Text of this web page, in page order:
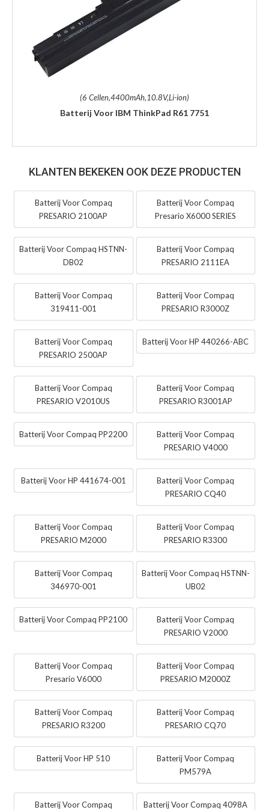
(6 Cellen,4400mAh,10.8V,Li-ion)
Batterij Voor IBM ThinkPad R61 7751
(6 Cellen,4400mAh,10.8V,Li-ion)
Batterij Voor IBM FRU 42T4504
KLANTEN BEKEKEN OOK DEZE PRODUCTEN
Batterij Voor Compaq
PRESARIO 2100AP
Batterij Voor Compaq
Presario X6000 SERIES
Batterij Voor Compaq HSTNN-
DB02
Batterij Voor Compaq
PRESARIO 2111EA
Batterij Voor Compaq
319411-001
Batterij Voor Compaq
PRESARIO R3000Z
Batterij Voor Compaq
PRESARIO 2500AP
Batterij Voor HP 440266-ABC
Batterij Voor Compaq
PRESARIO V2010US
Batterij Voor Compaq
PRESARIO R3001AP
Batterij Voor Compaq PP2200
Batterij Voor Compaq
PRESARIO V4000
Batterij Voor HP 441674-001
Batterij Voor Compaq
PRESARIO CQ40
Batterij Voor Compaq
PRESARIO M2000
Batterij Voor Compaq
PRESARIO R3300
Batterij Voor Compaq
346970-001
Batterij Voor Compaq HSTNN-
UB02
Batterij Voor Compaq PP2100
Batterij Voor Compaq
PRESARIO V2000
Batterij Voor Compaq
Presario V6000
Batterij Voor Compaq
PRESARIO M2000Z
Batterij Voor Compaq
PRESARIO R3200
Batterij Voor Compaq
PRESARIO CQ70
Batterij Voor HP 510
Batterij Voor Compaq
PM579A
Batterij Voor Compaq
Batterij Voor Compaq 4098A